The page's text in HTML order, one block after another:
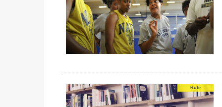
Rule